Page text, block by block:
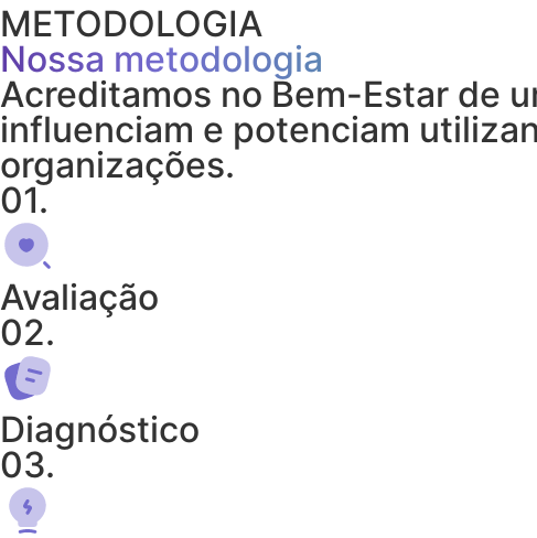
METODOLOGIA
Nossa metodologia
Acreditamos no Bem-Estar de
influenciam e potenciam
organizações.
01.
Avaliação
02.
Diagnóstico
03.